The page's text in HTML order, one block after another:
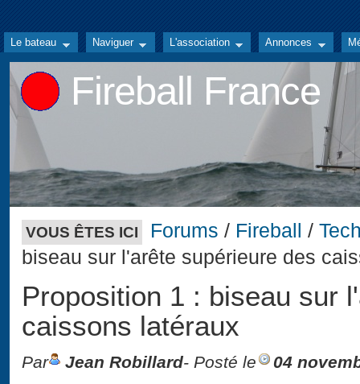
Le bateau Naviguer L'association Annonces
Fireball France
VOUS ÊTES ICI Forums / Fireball /
biseau sur l'arête supérieure des
Proposition 1 : biseau sur
caissons latéraux
Par Jean Robillard- Posté le 04